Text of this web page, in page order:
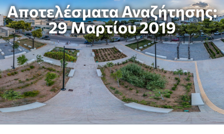
Αποτελέσματα Αναζήτησης:
29 Μαρτίου 2019